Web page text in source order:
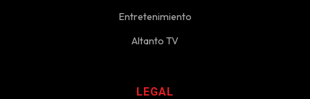
Entretenimiento
Altanto TV
LEGAL